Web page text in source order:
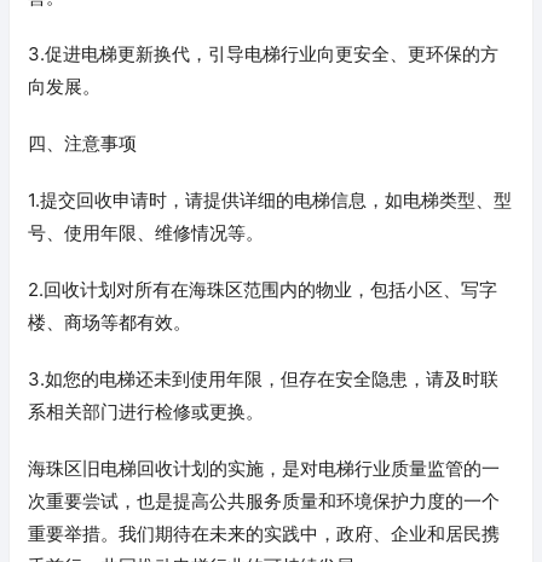
3.促进电梯更新换代，引导电梯行业向更安全、更环保的方
向发展。
四、注意事项
1.提交回收申请时，请提供详细的电梯信息，如电梯类型、型
号、使用年限、维修情况等。
2.回收计划对所有在海珠区范围内的物业，包括小区、写字
楼、商场等都有效。
3.如您的电梯还未到使用年限，但存在安全隐患，请及时联
系相关部门进行检修或更换。
海珠区旧电梯回收计划的实施，是对电梯行业质量监管的一
次重要尝试，也是提高公共服务质量和环境保护力度的一个
重要举措。我们期待在未来的实践中，政府、企业和居民携